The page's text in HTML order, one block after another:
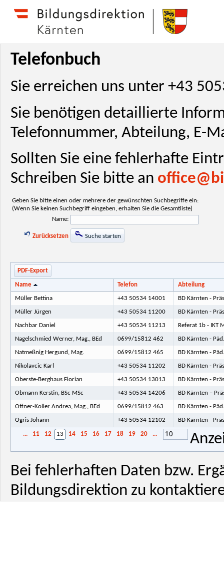
Telefonbuch
Sie erreichen uns unter +43
Sie benötigen detaillierte
Telefonnummer, Abteilung, E-
Sollten Sie eine fehlerhafte
Schreiben Sie bitte an
Geben Sie bitte einen oder mehrere der gewünschten Suchbegriffe ein:
(Wenn Sie keinen Suchbegriff eingeben, erhalten Sie die Gesamtliste)
Name:
Zurücksetzen Suche starten
PDF-Export
Name Telefon Abteilung
Müller Bettina +43 50534 14001 BD Kärnten -
Müller Jürgen +43 50534 11200 BD Kärnten -
Nachbar Daniel +43 50534 11213 Referat 1b - IKT
Nagelschmied Werner, Mag., BEd 0699/15812 462 BD Kärnten -
Natmeßnig Hergund, Mag. 0699/15812 465 BD Kärnten -
Nikolavcic Karl +43 50534 11202 BD Kärnten -
Oberste-Berghaus Florian +43 50534 13013 BD Kärnten -
Obmann Kerstin, BSc MSc +43 50534 14206 BD Kärnten –
Offner-Koller Andrea, Mag., BEd 0699/15812 463 BD Kärnten -
Ogris Johann +43 50534 12102 BD Kärnten -
... 11 12 13 14 15 16 17 18 19 20 ... 10
Bei fehlerhaften Daten bzw.
Bildungsdirektion zu